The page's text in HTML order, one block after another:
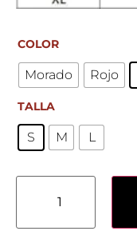
COLOR
Morado Rojo
TALLA
S M L